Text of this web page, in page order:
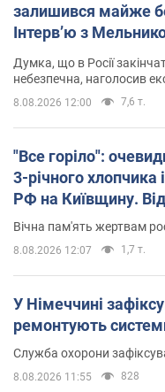
залишився майже
Інтерв’ю з
Думка, що в Росії
небезпечна, наголосив
8.08.2026 12:00 7,6 т.
"Все горіло":
3-річного хлопчика
РФ на Київщину.
Вічна пам'ять жертвам
8.08.2026 12:07 1,7 т.
У Німеччині
ремонтують
Служба охорони
8.08.2026 11:55 828